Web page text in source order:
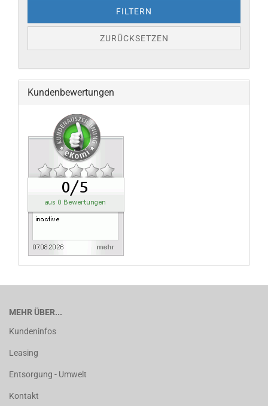
FILTERN
ZURÜCKSETZEN
Kundenbewertungen
MEHR ÜBER...
Kundeninfos
Leasing
Entsorgung - Umwelt
Kontakt